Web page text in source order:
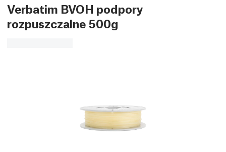
Verbatim BVOH podpory
rozpuszczalne 500g